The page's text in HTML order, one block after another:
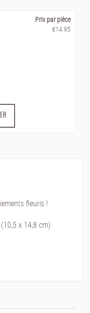
Prix par pièce
€14.95
fleuris !
x 14,8 cm)